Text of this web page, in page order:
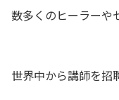
数多くのヒーラーや
世界中から講師を招